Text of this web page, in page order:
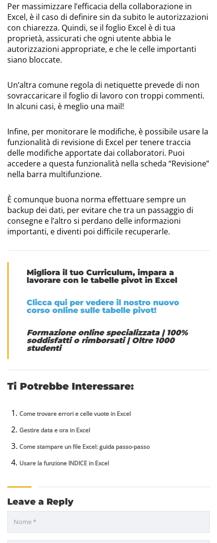
Per massimizzare l’efficacia della collaborazione in
Excel, è il caso di definire sin da subito le autorizzazioni
con chiarezza. Quindi, se il foglio Excel è di tua
proprietà, assicurati che ogni utente abbia le
autorizzazioni appropriate, e che le celle importanti
siano bloccate.
Un’altra comune regola di netiquette prevede di non
sovraccaricare il foglio di lavoro con troppi commenti.
In alcuni casi, è meglio una mail!
Infine, per monitorare le modifiche, è possibile usare la
funzionalità di revisione di Excel per tenere traccia
delle modifiche apportate dai collaboratori. Puoi
accedere a questa funzionalità nella scheda “Revisione”
nella barra multifunzione.
È comunque buona norma effettuare sempre un
backup dei dati, per evitare che tra un passaggio di
consegne e l’altro si perdano delle informazioni
importanti, e diventi poi difficile recuperarle.
Migliora il tuo Curriculum, impara a
lavorare con le tabelle pivot in Excel
Clicca qui per vedere il nostro nuovo
corso online sulle tabelle pivot!
Formazione online specializzata |100%
soddisfatti o rimborsati|Oltre 1000
studenti
Ti Potrebbe Interessare:
Come trovare errori e celle vuote in Excel
Gestire data e ora in Excel
Come stampare un file Excel: guida passo-passo
Usare la funzione INDICE in Excel
Leave a Reply